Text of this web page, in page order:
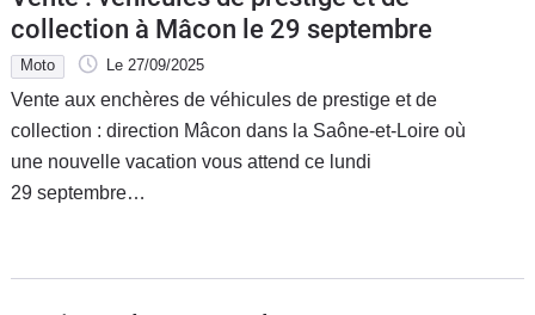
collection à Mâcon le 29 septembre
Moto Le 27/09/2025
Vente aux enchères de véhicules de prestige et de
collection : direction Mâcon dans la Saône-et-Loire où
une nouvelle vacation vous attend ce lundi
29 septembre…